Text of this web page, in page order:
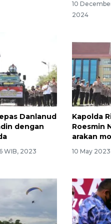
10
2024
Danlanud
dengan
WIB, 2023
Kapolda
Roesmin
arakan
10 May